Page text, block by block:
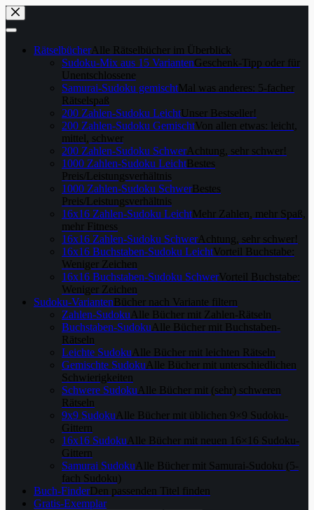
Skip
to
content
RätselbücherAlle Rätselbücher im Überblick
Sudoku-Mix aus 15 VariantenGeschenk-Tipp oder für
Unentschlossene
Samurai-Sudoku gemischtMal was anderes: 5-facher
Rätselspaß
200 Zahlen-Sudoku LeichtUnser Bestseller!
200 Zahlen-Sudoku GemischtVon allen etwas: leicht,
mittel, schwer
200 Zahlen-Sudoku SchwerAchtung, sehr schwer!
1000 Zahlen-Sudoku LeichtBestes
Preis/Leistungsverhältnis
1000 Zahlen-Sudoku SchwerBestes
Preis/Leistungsverhältnis
16x16 Zahlen-Sudoku LeichtMehr Zahlen, mehr Spaß,
mehr Fitness
16x16 Zahlen-Sudoku SchwerAchtung, sehr schwer!
16x16 Buchstaben-Sudoku LeichtVorteil Buchstabe:
Weniger Zeichen
16x16 Buchstaben-Sudoku SchwerVorteil Buchstabe:
Weniger Zeichen
Sudoku-VariantenBücher nach Variante filtern
Zahlen-Sudoku Alle Bücher mit Zahlen-Rätseln
Buchstaben-Sudoku Alle Bücher mit Buchstaben-
Rätseln
Leichte Sudoku Alle Bücher mit leichten Rätseln
Gemischte Sudoku Alle Bücher mit unterschiedlichen
Schwierigkeiten
Schwere Sudoku Alle Bücher mit (sehr) schweren
Rätseln
9x9 Sudoku Alle Bücher mit üblichen 9×9 Sudoku-
Gittern
16x16 Sudoku Alle Bücher mit neuen 16×16 Sudoku-
Gittern
Samurai Sudoku Alle Bücher mit Samurai-Sudoku (5-
fach Sudoku)
Buch-FinderDen passenden Titel finden
Gratis-Exemplar